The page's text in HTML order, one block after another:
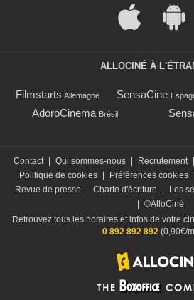
ALLOCINÉ À
Filmstarts Allemagne SensaCine
AdoroCinema Brésil
Contact Qui sommes-nous Recrutement
Politique de cookies
Préférences cookies
Revue de presse
Charte d'écriture Les
©AlloCiné
Retrouvez tous les horaires et infos de votre
0 892 892 892(0,90€/